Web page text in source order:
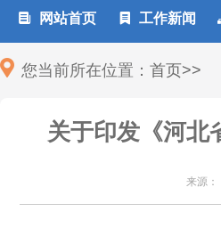
 网站首页  工作新闻
您当前所在位置： 首页>>
关于印发《河北
来源：